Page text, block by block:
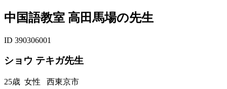
中国語教室 高田馬場の先生
ID 390306001
ショウ テキガ先生
25歳 女性 西東京市